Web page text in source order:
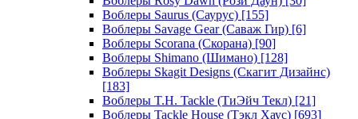
Воблеры Saurus (Саурус) [155]
Воблеры Savage Gear (Саваж Гир) [6]
Воблеры Scorana (Скорана) [90]
Воблеры Shimano (Шимано) [128]
Воблеры Skagit Designs (Скагит Дизайнс)
[183]
Воблеры T.H. Tackle (ТиЭйч Текл) [21]
Воблеры Tackle House (Тэкл Хаус) [693]